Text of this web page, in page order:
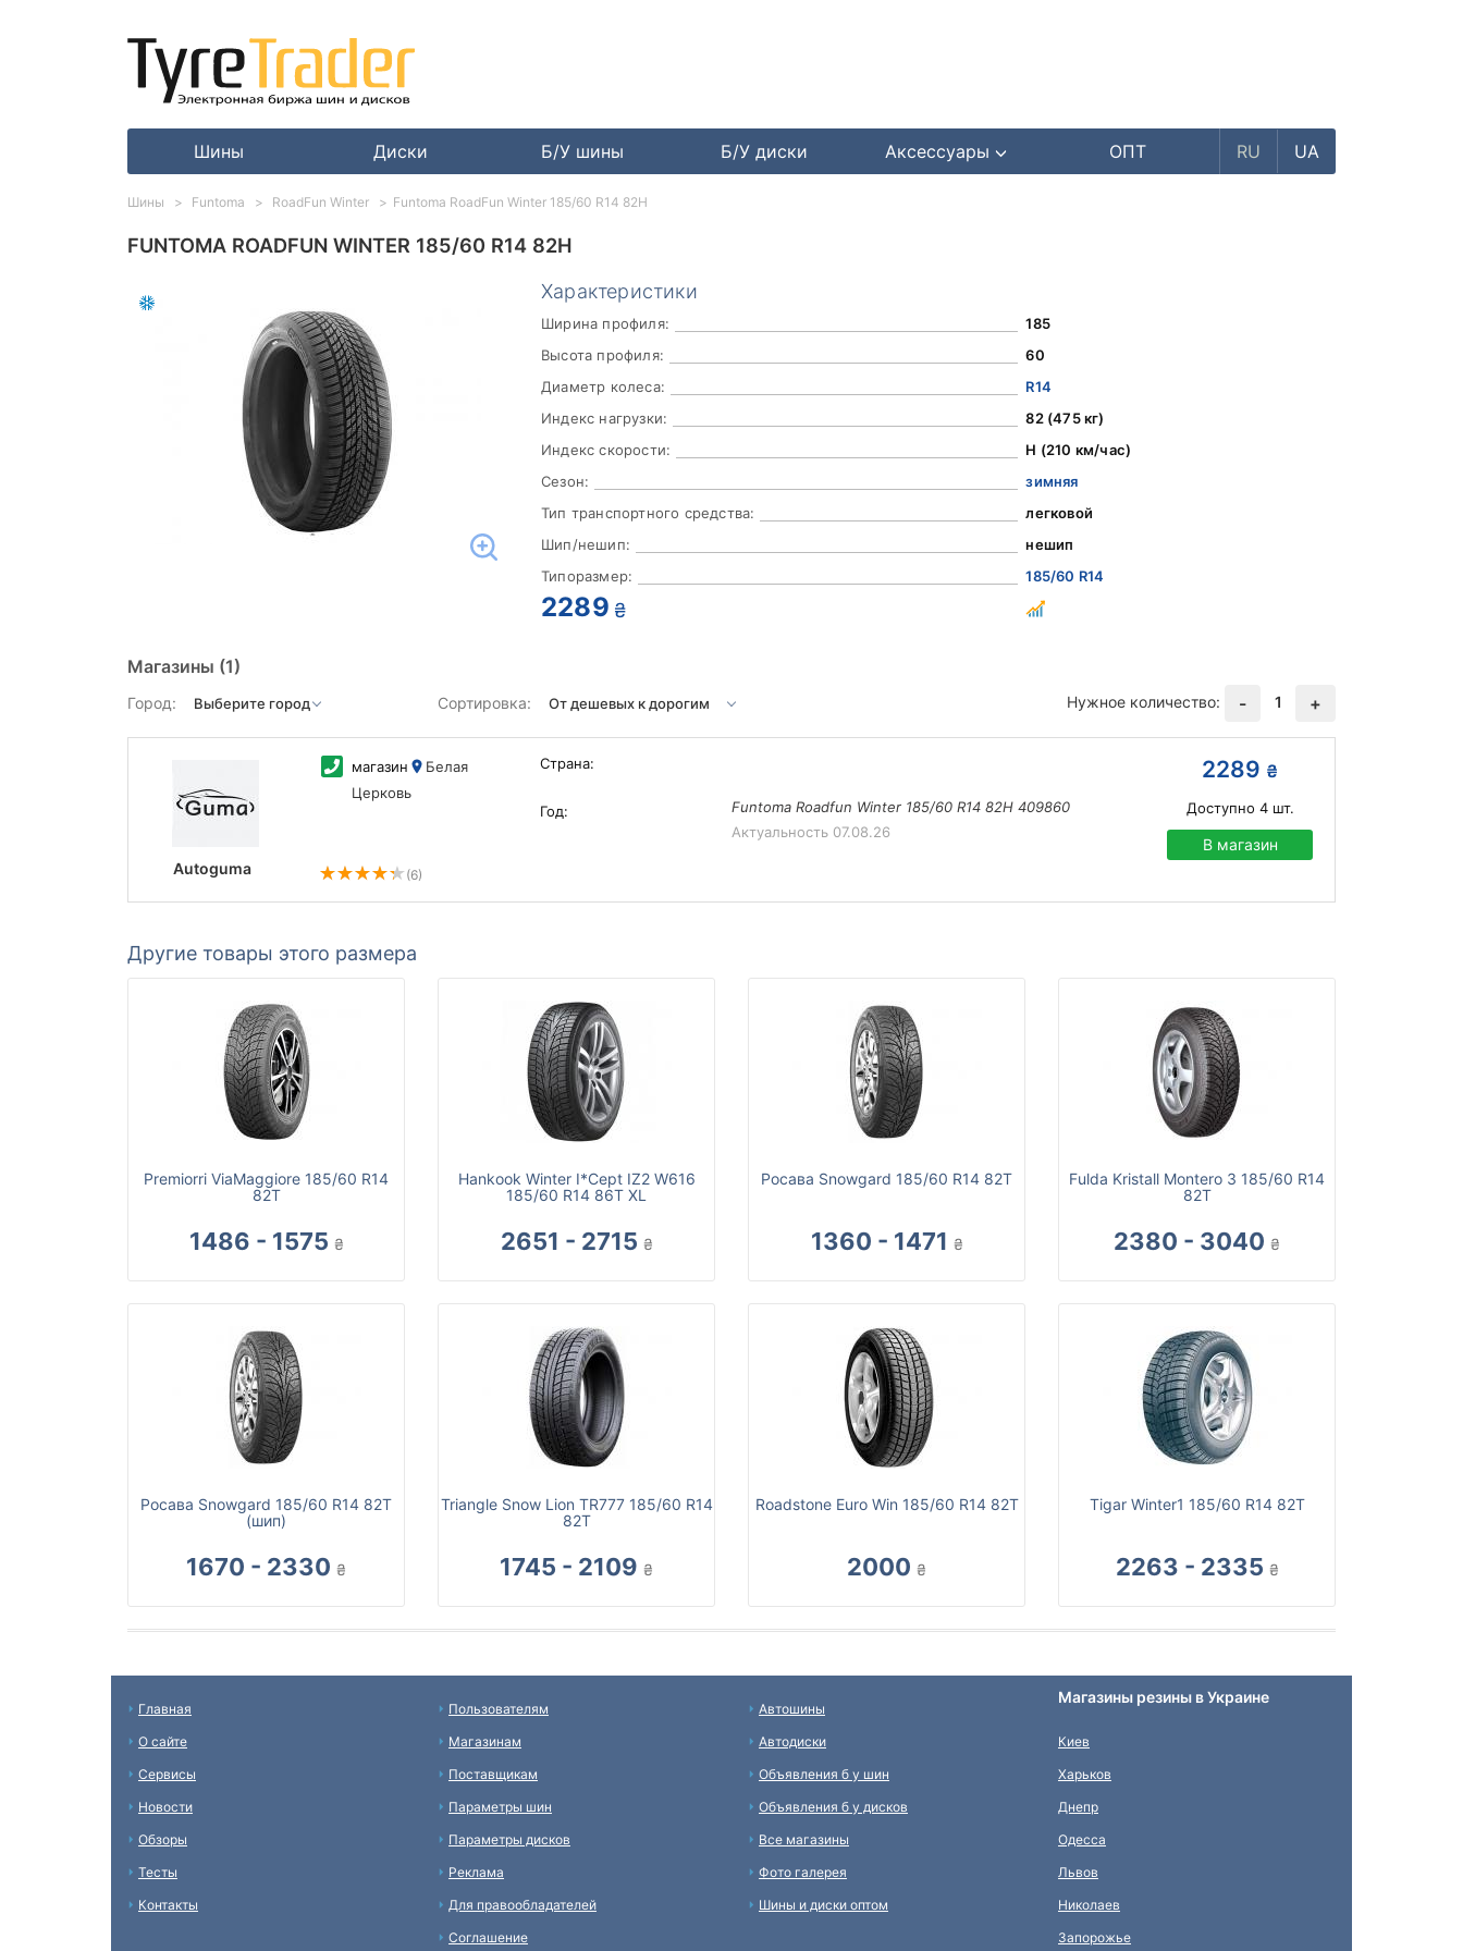
Шины Диски Б/У шины Б/У диски Аксессуары ОПТ RU UA
FUNTOMA ROADFUN WINTER 185/60 R14 82H
Характеристики
Ширина профиля:
185
Высота профиля:
60
Диаметр колеса:
R14
Индекс нагрузки:
82 (475 кг)
Индекс скорости:
H (210 км/час)
Сезон:
зимняя
Тип транспортного средства:
легковой
Шип/нешип:
нешип
Типоразмер:
185/60 R14
2289 ₴
Магазины (1)
Город: Сортировка: Нужное количество: - 1 +
Autoguma
магазин
Белая
Церковь
(6)
Страна:
Год:
Funtoma Roadfun Winter 185/60 R14 82H 409860
Актуальность 07.08.26
2289 ₴
Доступно 4шт.
В магазин
Другие товары этого размера
Premiorri ViaMaggiore 185/60 R14
82T
1486 - 1575 ₴
Hankook Winter I*Cept IZ2 W616
185/60 R14 86T XL
2651 - 2715 ₴
Росава Snowgard 185/60 R14 82T
1360 - 1471 ₴
Fulda Kristall Montero 3 185/60 R14
82T
2380 - 3040 ₴
Росава Snowgard 185/60 R14 82T
(шип)
1670 - 2330 ₴
Triangle Snow Lion TR777 185/60 R14
82T
1745 - 2109 ₴
Roadstone Euro Win 185/60 R14 82T
2000 ₴
Tigar Winter1 185/60 R14 82T
2263 - 2335 ₴
Шины Funtoma RoadFun Winter Funtoma RoadFun Winter 185/60 R14 82H
Главная
О сайте
Сервисы
Новости
Обзоры
Тесты
Контакты
Пользователям
Магазинам
Поставщикам
Параметры шин
Параметры дисков
Реклама
Для правообладателей
Соглашение
Автошины
Автодиски
Объявления б у шин
Объявления б у дисков
Все магазины
Фото галерея
Шины и диски оптом
Магазины резины в Украине
Киев
Харьков
Днепр
Одесса
Львов
Николаев
Запорожье